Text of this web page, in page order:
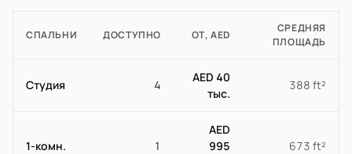
СПАЛЬНИ ДОСТУПНО ОТ, AED
СРЕДНЯЯ
ПЛОЩАДЬ
Студия 4
AED 40
тыс.
388 ft²
1-комн. 1
AED
995
673 ft²